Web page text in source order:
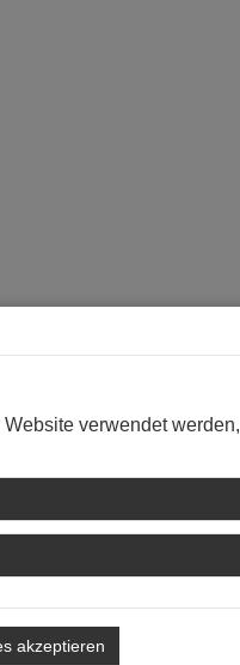
verwendet werden,
akzeptieren